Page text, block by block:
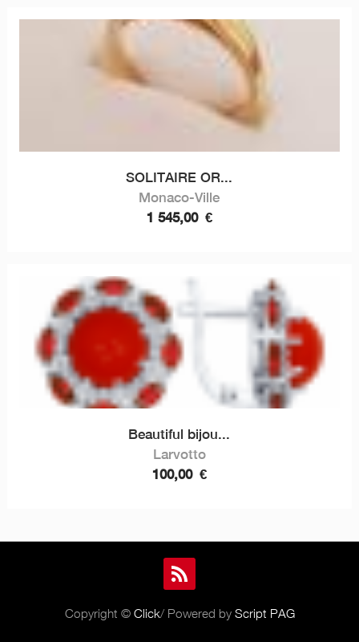
SOLITAIRE OR...
Monaco-Ville
1 545,00 €
Beautiful bijou...
Larvotto
100,00 €
Copyright © Click/ Powered by Script PAG